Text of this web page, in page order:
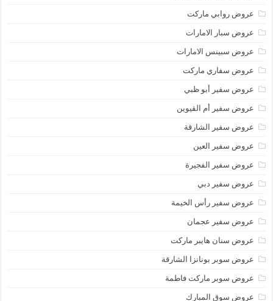
عروض روابي ماركت
عروض سبار الامارات
عروض سبينس الامارات
عروض سفاري ماركت
عروض سفير أبو ظبي
عروض سفير أم القيوين
عروض سفير الشارقة
عروض سفير العين
عروض سفير الفجيرة
عروض سفير دبي
عروض سفير رأس الخيمة
عروض سفير عجمان
عروض سنان هايبر ماركت
عروض سوبر بونانزا الشارقة
عروض سوبر ماركت فاطمة
عروض سوق المبارك